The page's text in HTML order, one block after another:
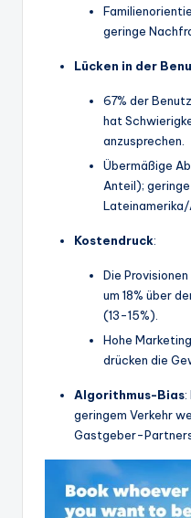
geringe
Lücken in der
67% der
hat
anzusprechen.
Übermäßige
Anteil);
Lateinamerika/
Kostendruck:
Die
um 18% über
(13-15%).
Hohe
drücken die
Algorithmus-Bias
geringem Verkehr
Gastgeber-